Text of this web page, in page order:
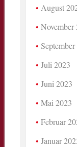
August
November
Juli 2023
Juni 2023
Mai 2023
Februar
Januar